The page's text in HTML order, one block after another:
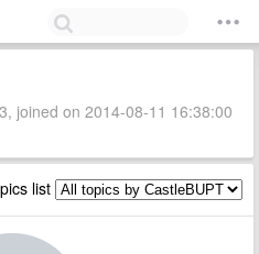
joined on 2014-08-11 16:38:00
list